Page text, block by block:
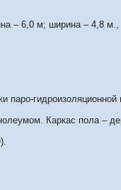
– 6,0 м; ширина – 4,8 м.,
гидроизоляционной
Каркас пола –